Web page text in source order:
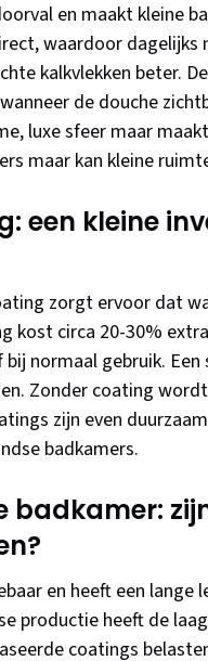
en maakt kleine
waardoor dagelijks
kalkvlekken beter.
de douche
luxe sfeer maar
maar kan kleine
een kleine
zorgt ervoor dat
kost circa 20-30%
normaal gebruik.
Zonder coating
zijn even
badkamers.
badkamer:
en heeft een
productie heeft de
coatings